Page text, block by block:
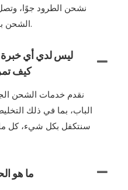
الشحن بحرًا عند طلب كميات كبيرة.
ليس لدي أي
كيف
نقدم خدمات الشحن
الباب، بما في ذلك
سنتكفل بكل شيء، كل ما
ما هو